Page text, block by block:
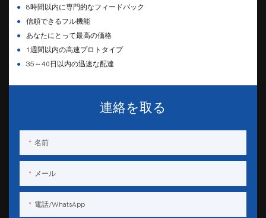
●
8時間以内に専門的なフィードバック
●
信頼できるフル機能
●
あなたにとって最高の価格
●
1週間以内の高速プロトタイプ
●
35～40日以内の迅速な配達
連絡を取る
名前
メール
電話/WhatsApp